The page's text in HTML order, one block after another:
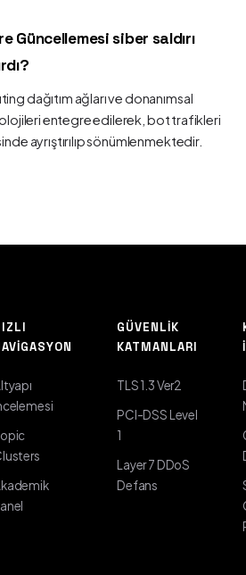
Güncellemesi siber saldırı
dağıtım ağları ve donanımsal
entegre edilerek, bot trafikleri
ayrıştırılıp sönümlenmektedir.
GÜVENLIK
KATMANLARI
TLS 1.3 Ver2
PCI-DSS Level
1
Layer 7 DDoS
Defans